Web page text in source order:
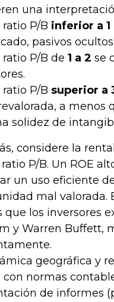
una
ratio P/B inferior a 1
pasivos ocultos
ratio P/B de 1 a 2 se
ratio P/B superior a
a menos
solidez de
considere la
P/B. Un ROE
un uso eficiente
mal valorada.
que los inversores
y Warren Buffett,
geográfica y
con normas
de informes